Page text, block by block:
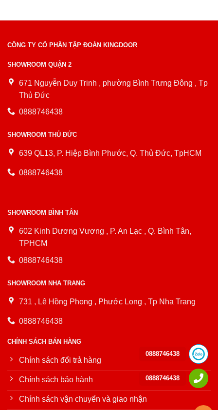
CÔNG TY CỔ PHẦN TẬP ĐOÀN KINGDOOR
SHOWROOM QUẬN 2
671 Nguyễn Duy Trinh , phường Bình Trưng Đông , Tp
Thủ Đức
0888746438
SHOWROOM THỦ ĐỨC
639 QL13, P. Hiệp Bình Phước, Q. Thủ Đức, TpHCM
0888746438
SHOWROOM BÌNH TÂN
602 Kinh Dương Vương , P. An Lạc , Q. Bình Tân,
TPHCM
0888746438
SHOWROOM NHA TRANG
731 , Lê Hồng Phong , Phước Long , Tp Nha Trang
0888746438
CHÍNH SÁCH BÁN HÀNG
Chính sách đổi trả hàng
Chính sách bảo hành
Chính sách vận chuyển và giao nhận
0888746438
0888746438